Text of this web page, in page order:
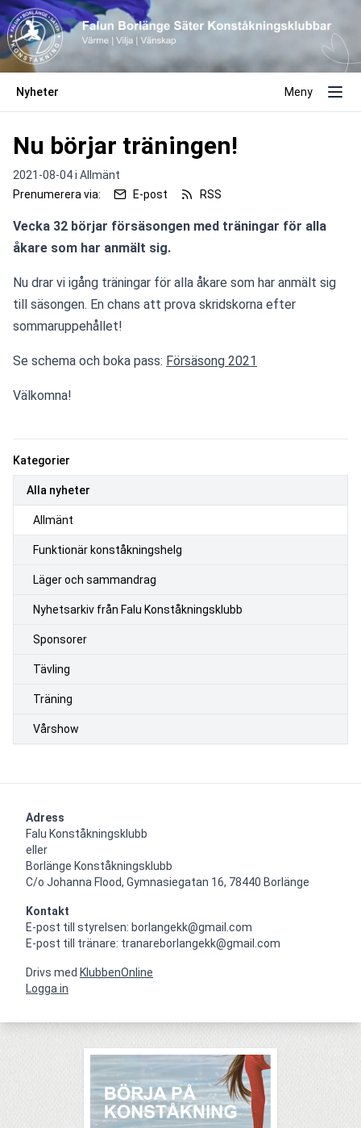
Nyheter Meny
Kategorier
Alla nyheter
Allmänt
Funktionär konståkningshelg
Läger och sammandrag
Nyhetsarkiv från Falu Konståkningsklubb
Sponsorer
Tävling
Träning
Vårshow
Nu börjar träningen!
2021-08-04 i Allmänt
Prenumerera via:
E-post RSS
Vecka 32 börjar försäsongen med träningar för alla
åkare som har anmält sig.
Nu drar vi igång träningar för alla åkare som har anmält sig
till säsongen. En chans att prova skridskorna efter
sommaruppehållet!
Se schema och boka pass: Försäsong 2021
Välkomna!
Adress
Falu Konståkningsklubb
eller
Borlänge Konståkningsklubb
C/o Johanna Flood, Gymnasiegatan 16, 78440 Borlänge
Kontakt
E-post till styrelsen: borlangekk@gmail.com
E-post till tränare: tranareborlangekk@gmail.com
Drivs med KlubbenOnline
Logga in